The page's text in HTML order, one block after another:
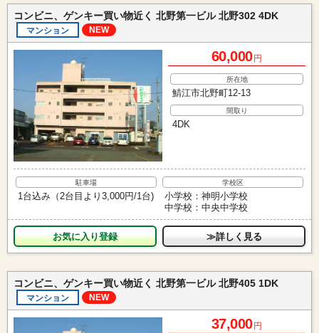
コンビニ、ゲンキー買い物近く 北野第一ビル 北野302 4DK
マンション NEW
60,000 円
所在地
鯖江市北野町12-13
間取り
4DK
駐車場
1台込み（2台目より3,000円/1台)
学校区
小学校：神明小学校
中学校：中央中学校
お気に入り ≫詳しく見る
コンビニ、ゲンキー買い物近く 北野第一ビル 北野405 1DK
マンション NEW
37,000 円